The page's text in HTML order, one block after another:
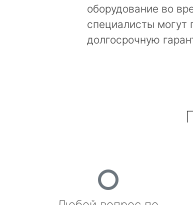
оборудование во
специалисты могут
долгосрочную